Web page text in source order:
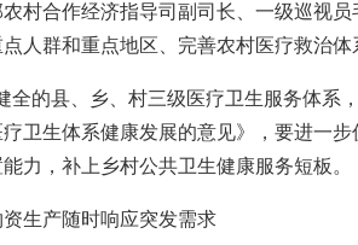
村合作经济指导司副司长、一级巡视
人群和重点地区、完善农村医疗救治
全的县、乡、村三级医疗卫生服务体系
卫生体系健康发展的意见》，要进一
力，补上乡村公共卫生健康服务短板。
生产随时响应突发需求